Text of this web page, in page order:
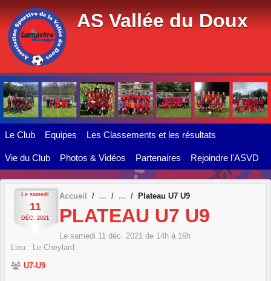
AS Vallée du Doux
Le Club Equipes Les Classements et les résultats
Vie du Club Photos & Vidéos Partenaires Rejoindre l'ASVD
Le samedi
11
DÉC. 2021
Accueil Plateau U7 U9
PLATEAU U7 U9
Le samedi 11 déc. 2021 de 14h à 16h
Lieu : Le Cheylard
U7-U9
Panneau de gestion des cookies